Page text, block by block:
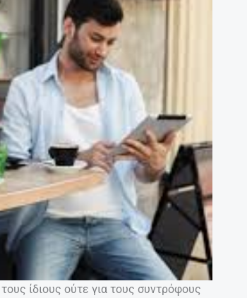
ίδιους ούτε για τους συντρόφους